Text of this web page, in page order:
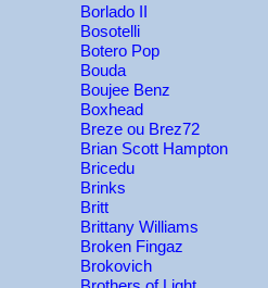
Borlado II
Bosotelli
Botero Pop
Bouda
Boujee Benz
Boxhead
Breze ou Brez72
Brian Scott Hampton
Bricedu
Brinks
Britt
Brittany Williams
Broken Fingaz
Brokovich